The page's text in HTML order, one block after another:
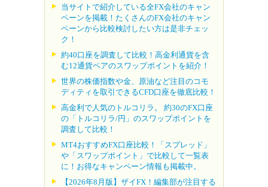
当サイトで紹介している全FX会社のキャン
ペーンを掲載！たくさんのFX会社のキャン
ペーンから比較検討したい方は是非チェッ
ク！
約40口座を調査して比較！高金利通貨を含
む12通貨ペアのスワップポイントを紹介！
世界の株価指数や金、原油など注目のコモ
ディティを取引できるCFD口座を徹底比較！
高金利で人気のトルコリラ。 約30のFX口座
の「トルコリラ/円」のスワップポイントを
調査して比較！
MT4おすすめFX口座比較！「スプレッド」
や「スワップポイント」で比較して一覧表
に！お得なキャンペーン情報も掲載中。
【2026年8月版】ザイFX！編集部が注目する